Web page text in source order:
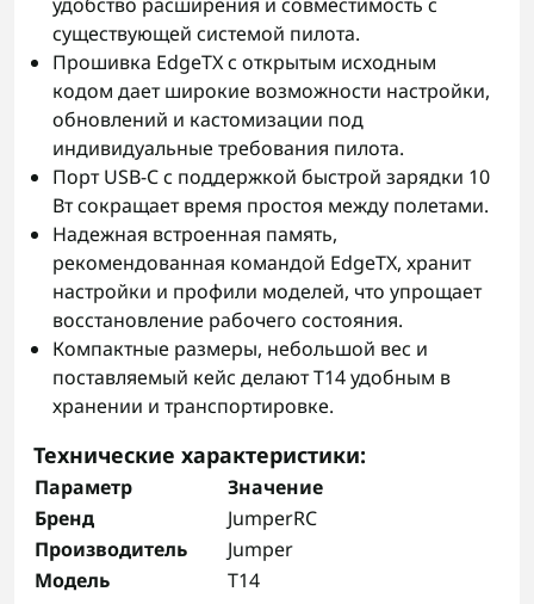
существующей системой пилота.
Прошивка EdgeTX с открытым исходным
кодом дает широкие возможности настройки,
обновлений и кастомизации под
индивидуальные требования пилота.
Порт USB-C с поддержкой быстрой зарядки 10
Вт сокращает время простоя между полетами.
Надежная встроенная память,
рекомендованная командой EdgeTX, хранит
настройки и профили моделей, что упрощает
восстановление рабочего состояния.
Компактные размеры, небольшой вес и
поставляемый кейс делают T14 удобным в
хранении и транспортировке.
Технические характеристики:
Параметр
Значение
Бренд
JumperRC
Производитель
Jumper
Модель
T14